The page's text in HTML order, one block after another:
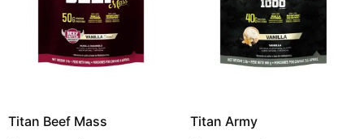
Titan Beef Mass Titan Army